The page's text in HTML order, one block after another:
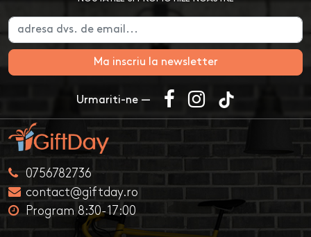
Ma inscriu la newsletter
Urmariti-ne —
0756782736
contact@giftday.ro
Program 8:30-17:00